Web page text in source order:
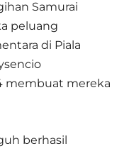
Samurai
peluang
di Piala
membuat mereka
berhasil